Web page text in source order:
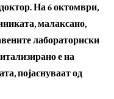
На 6 октомври,
малаксано,
лабораториски
е на
појаснуваат од